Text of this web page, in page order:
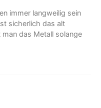
immer langweilig sein
sicherlich das alt
man das Metall solange